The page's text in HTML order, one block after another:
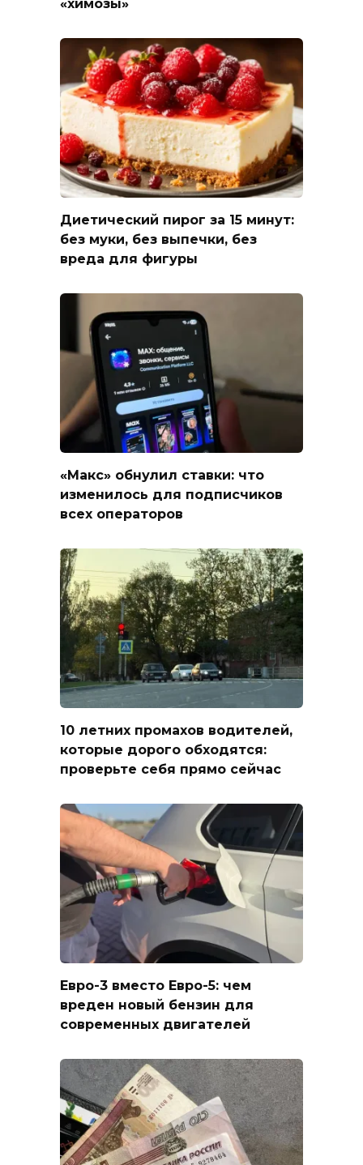
«химозы»
Диетический пирог за 15 минут:
без муки, без выпечки, без
вреда для фигуры
«Макс» обнулил ставки: что
изменилось для подписчиков
всех операторов
10 летних промахов водителей,
которые дорого обходятся:
проверьте себя прямо сейчас
Евро-3 вместо Евро-5: чем
вреден новый бензин для
современных двигателей